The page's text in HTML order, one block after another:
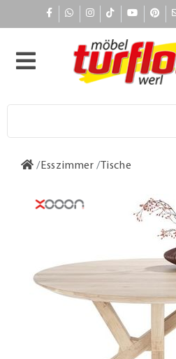
Esszimmer Tische